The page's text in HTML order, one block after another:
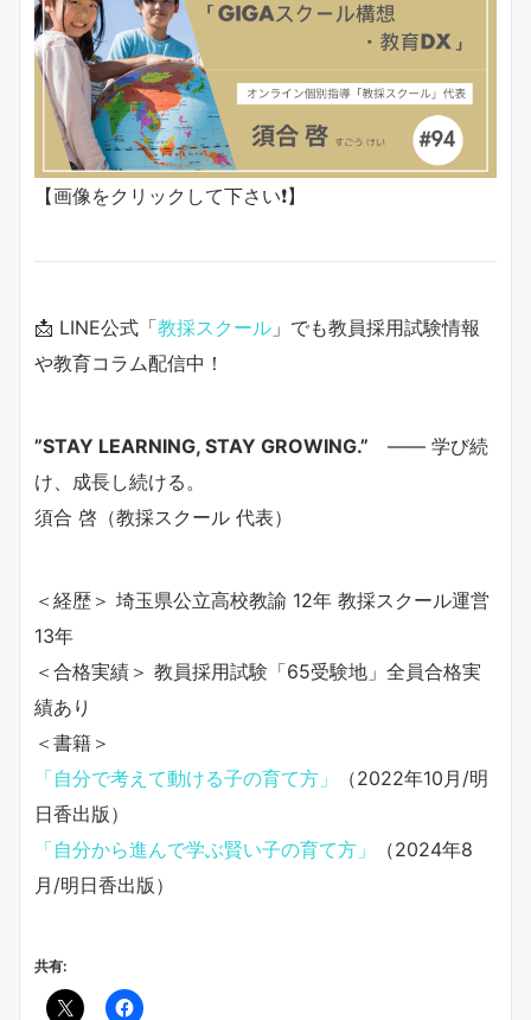
【画像をクリックして下さい❗️】
📩 LINE公式「教採スクール 」でも教員採用試験情報
や教育コラム配信中！
”STAY LEARNING, STAY GROWING.” —— 学び続
け、成長し続ける。
須合 啓（教採スクール 代表）
＜経歴＞ 埼玉県公立高校教諭 12年 教採スクール運営
13年
＜合格実績＞ 教員採用試験「65受験地」全員合格実
績あり
＜書籍＞
「自分で考えて動ける子の育て方」
（2022年10月/明
日香出版）
「自分から進んで学ぶ賢い子の育て方」
（2024年8
月/明日香出版）
共有: